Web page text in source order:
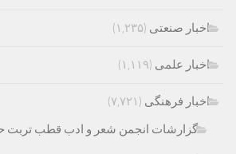
اخبار صنعتی (۱,۲۳۵)
اخبار علمی (۱,۱۱۹)
اخبار فرهنگی (۷,۷۲۱)
گزارشات انجمن شعر و ادب قطب تربت